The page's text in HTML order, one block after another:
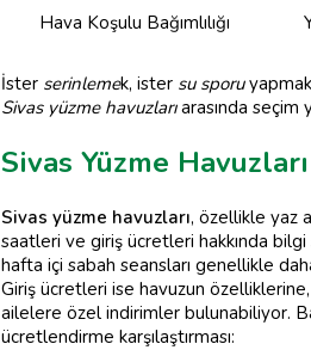
Hava Koşulu Bağımlılığı
İster serinlemek, ister su sporu
Sivas yüzme havuzlarıarasında seçim
Sivas Yüzme
Sivas yüzme havuzları, özellikle yaz
saatleri ve giriş ücretleri hakkında
hafta içi sabah seansları genellikle
Giriş ücretleri ise havuzun
ailelere özel indirimler bulunabiliyor.
ücretlendirme karşılaştırması: